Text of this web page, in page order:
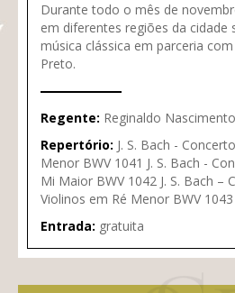
Durante todo o mês de
em diferentes regiões da cidade
música clássica em parceria com
Preto.
Regente: Reginaldo Nascimento
Repertório: J. S. Bach -
Menor BWV 1041 J. S. Bach -
Mi Maior BWV 1042 J. S. Bach –
Violinos em Ré Menor BWV 1043
Entrada: gratuita